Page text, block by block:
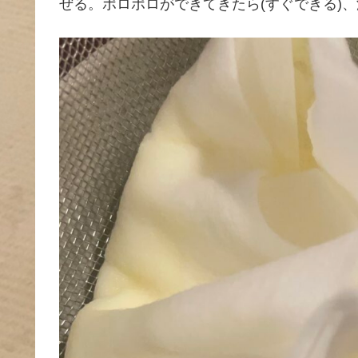
ぜる。ポロポロができてきたら(すぐできる)